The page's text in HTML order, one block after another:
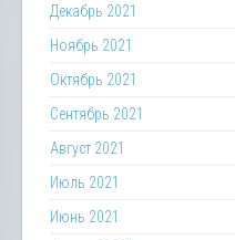
Декабрь 2021
Ноябрь 2021
Октябрь 2021
Сентябрь 2021
Август 2021
Июль 2021
Июнь 2021